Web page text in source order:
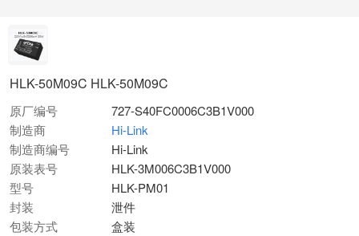
HLK-50M09C HLK-50M09C
原厂编号
727-S40FC0006C3B1V000
制造商
Hi-Link
制造商编号
Hi-Link
原装表号
HLK-3M006C3B1V000
型号
HLK-PM01
封装
泄件
包装方式
盒装